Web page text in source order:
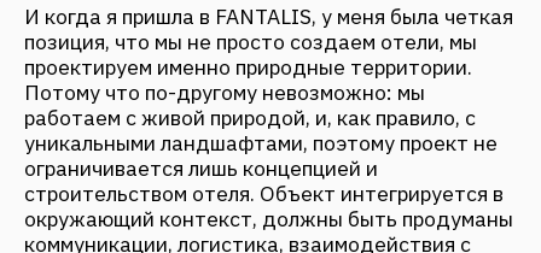
потребности в отеле, отличный от привычной
жизни сценарий поведения и
времяпровождения. Эти нюансы необходимо
учитывать в проекте любого общественного
здания, в том числе туристического объекта.
Иногда возникают ситуации, когда архитектор,
который впервые проектирует отель, не видит,
почему планировка должна быть выполнена так,
а не иначе, и почему некоторые аспекты
настолько жестко регламентированы. В частном
доме можно позволить себе намного больше,